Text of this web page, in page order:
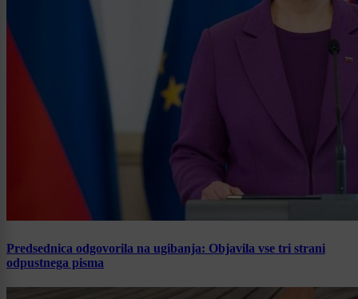
Predsednica odgovorila na ugibanja: Objavila vse tri strani
odpustnega pisma